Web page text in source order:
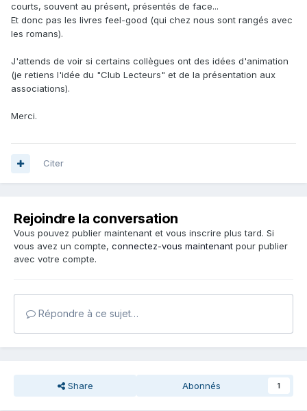
courts, souvent au présent, présentés de face...
Et donc pas les livres feel-good (qui chez nous sont rangés avec
les romans).
J'attends de voir si certains collègues ont des idées d'animation
(je retiens l'idée du "Club Lecteurs" et de la présentation aux
associations).
Merci.
Citer
Rejoindre la conversation
Vous pouvez publier maintenant et vous inscrire plus tard. Si
vous avez un compte, connectez-vous maintenant pour publier
avec votre compte.
Répondre à ce sujet…
Share Abonnés 1